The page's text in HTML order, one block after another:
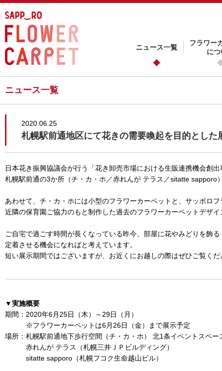
ニュース一覧
フラワー
に
ニュース一覧
2020.06.25
札幌駅前通地区にて花きの需要喚起を目的とし
日本花き振興協議会が行う「花き卸売市場における生販連携機会創
札幌駅前通の3か所（チ・カ・ホ／赤れんが テラス／sitatte sapporo
あわせて、チ・カ・ホには小型のフラワーカーペットと、サッポロ
近隣の保育園ご協力のもと制作した過去のフラワーカーペットデザ
ご自宅で過ごす時間が長くなっている昨今、部屋に花やみどりを飾
定着させる機会になればと考えています。
短い展示期間ではございますが、お近くにお越しの際はぜひご覧くだ
▼実施概要
期間：2020年6月25日（木）～29日（月）
※フラワーカーペットは6月26日（金）まで展示予定
場所：札幌駅前通地下歩行空間（チ・カ・ホ） 北1条イベントスペー
赤れんが テラス（札幌三井ＪＰビルディング）
sitatte sapporo（札幌フコク生命越山ビル）